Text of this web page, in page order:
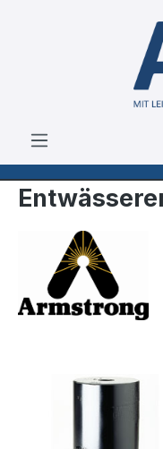
Zum Hauptinhalt
Bildergalerie